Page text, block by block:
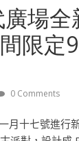
場全
限定
0 Comments
月十七號進行